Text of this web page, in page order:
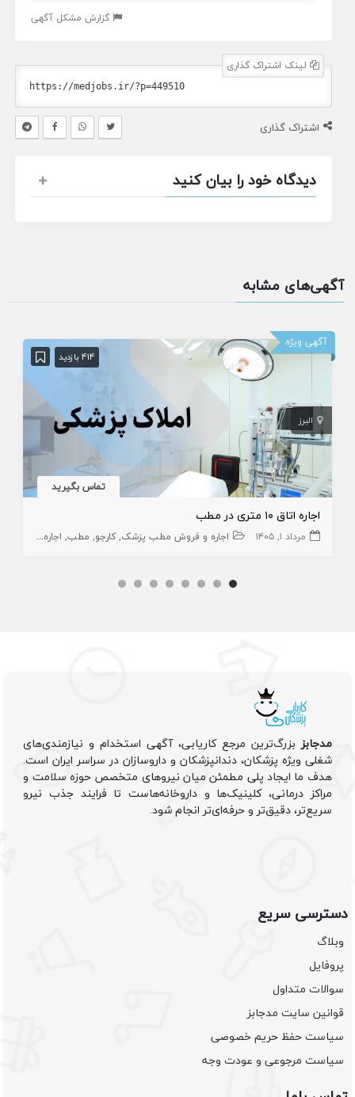
گزارش مشکل آگهی
لینک اشتراک گذاری
اشتراک گذاری
دیدگاه خود را بیان کنید
آگهی‌های مشابه
آگهی ویژه
414 بازدید
البرز
تماس بگیرید
اجاره اتاق ۱۰ متری در مطب
مرداد ۱, ۱۴۰۵ اجاره و فروش مطب پزشک کارجو مطب اجاره و فروش مطب دندانپزشک
مدجابزبزرگ‌ترین مرجع کاریابی، آگهی استخدام و نیازمندی‌های
شغلی ویژه پزشکان، دندانپزشکان و داروسازان در سراسر ایران است.
هدف ما ایجاد پلی مطمئن میان نیروهای متخصص حوزه سلامت و
مراکز درمانی، کلینیک‌ها و داروخانه‌هاست تا فرایند جذب نیرو
سریع‌تر، دقیق‌تر و حرفه‌ای‌تر انجام شود.
دسترسی سریع
وبلاگ
پروفایل
سوالات متداول
قوانین سایت مدجابز
سیاست حفظ حریم خصوصی
سیاست مرجوعی و عودت وجه